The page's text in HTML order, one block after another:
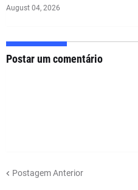
August 04, 2026
Postar um comentário
Postagem Anterior